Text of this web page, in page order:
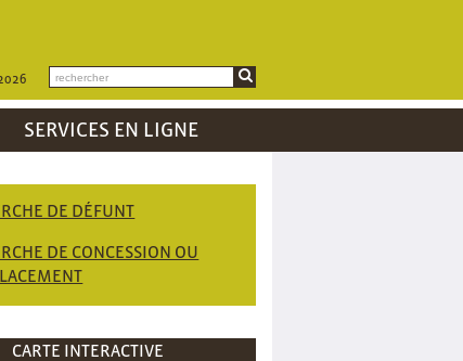
SERVICES EN LIGNE
DE DÉFUNT
DE CONCESSION OU
CARTE INTERACTIVE